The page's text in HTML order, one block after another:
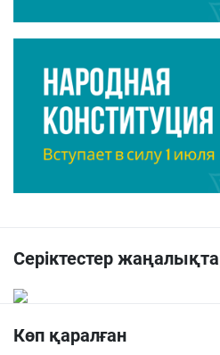
Серіктестер
Көп қаралған